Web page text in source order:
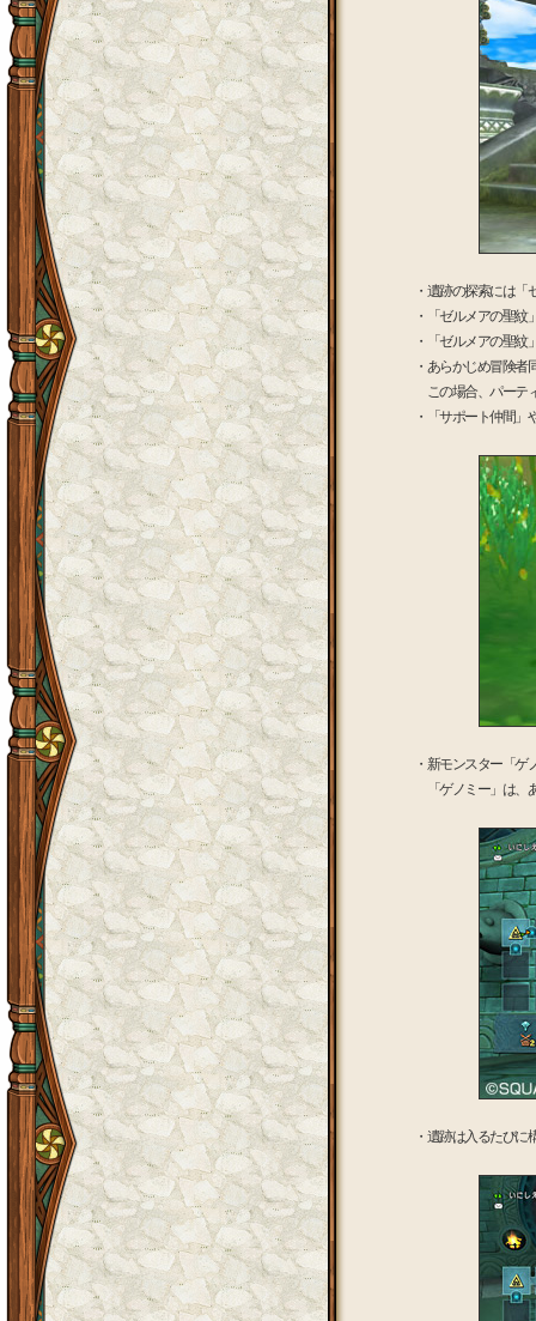
・遺跡の探索には「
・「ゼルメアの聖
・「ゼルメアの聖
・あらかじめ冒険
この場合、パーテ
・「サポート仲間
・新モンスター「
「ゲノミー」は、
・遺跡は入るたび